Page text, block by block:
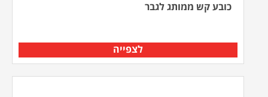
כובע קש ממותג לגבר
לצפייה